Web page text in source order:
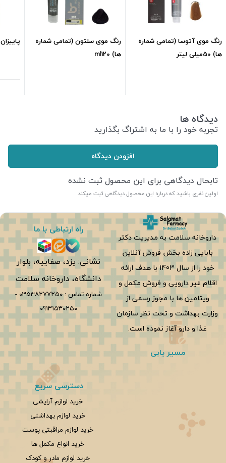
رنگ موی آتوسا (تمامی شماره
ها) 50میلی لیتر
رنگ موی سلتون (تمامی شماره
ها) ml120
پاییزان
دیدگاه ها
تجربه خود را با ما به اشتراگ بگذارید
افزودن دیدگاه
تابحال دیدگاهی برای این محصول ثبت نشده
اولین نفری باشید که درباره این محصول دیدگاهی ثبت میکند
داروخانه سلامت به مدیریت دکتر
بابایی زاده بخش فروش آنلاین
خود را از سال 1403 با هدف ارائه
اقلام غیر دارویی و فروش مکمل و
ویتامین ها با مجوز رسمی از
وزارت بهداشت و تحت نظر سازمان
غذا و دارو آغاز نموده است.
راه ارتباطی با ما
نشانی: یزد، صفاییه، بلوار
دانشگاه، داروخانه سلامت
شماره تماس :0353۸۲۷۷۲۵۰ -
۰۹۱۳۱۵۳۰۲۵۰
مسیر یابی
دسترسی سریع
خرید لوازم آرایشی
خرید لوازم بهداشتی
خرید لوازم مراقبتی پوست
خرید انواع مکمل ها
خرید لوازم مادر و کودک